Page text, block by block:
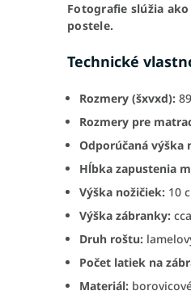
Fotografie slúžia
postele.
Technické
Rozmery (šxvxd):
Rozmery pre
Odporúčaná výška
Hĺbka zapustenia
Výška nožičiek: 10
Výška zábranky:
Druh roštu:
Počet latiek na
Materiál: